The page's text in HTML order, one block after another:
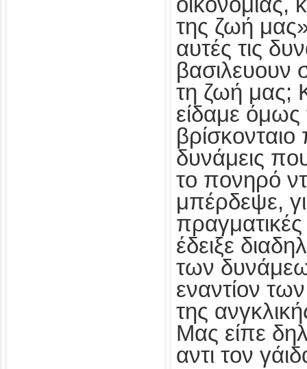
οικονομίας,
της ζωή
αυτές τις
βασιλευουν
τη ζωή μας;
είδαμε όμως
δυνάμεις
το πονηρό
μπέρδεψε,
έδειξε
των
εναντίον
της
Μας είπε
αντι τον